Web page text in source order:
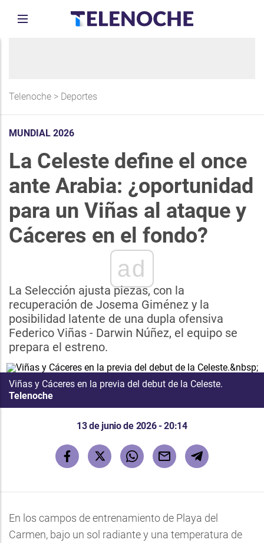
Telenoche > Deportes
MUNDIAL 2026
La Celeste define el once
ante Arabia: ¿oportunidad
para un Viñas al ataque y
Cáceres en el fondo?
ad
La Selección ajusta piezas, con la
recuperación de Josema Giménez y la
posibilidad latente de una dupla ofensiva
Federico Viñas - Darwin Núñez, el equipo se
prepara el estreno.
Viñas y Cáceres en la previa del debut de la Celeste.
Telenoche
13 de junio de 2026 - 20:14
En los campos de entrenamiento de Playa del
Carmen, bajo un sol radiante y una temperatura de